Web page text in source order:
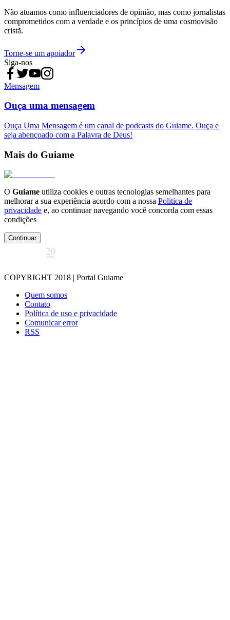
Não atuamos como influenciadores de opinião, mas como jornalistas
comprometidos com a verdade e os princípios de uma cosmovisão
cristã.
Torne-se um apoiador
Siga-nos
Mensagem
Ouça uma mensagem
Ouça Uma Mensagem é um canal de podcasts do Guiame. Ouça e
seja abençoado com a Palavra de Deus!
Mais do Guiame
O Guiame utiliza cookies e outras tecnologias semelhantes para
melhorar a sua experiência acordo com a nossa Politica de
privacidade e, ao continuar navegando você concorda com essas
condições
Continuar
COPYRIGHT 2018 | Portal Guiame
Quem somos
Contato
Política de uso e privacidade
Comunicar error
RSS